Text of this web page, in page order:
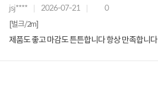
jsj**** 2026-07-21 0
[벌크/2m]
제품도 좋고 마감도 튼튼합니다 항상 만족합니다